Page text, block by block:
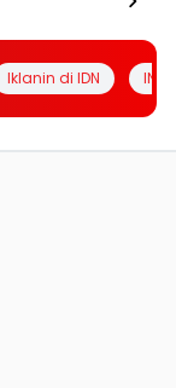
Iklanin di IDN